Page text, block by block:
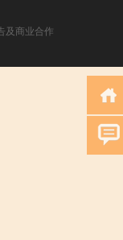
及商业合作